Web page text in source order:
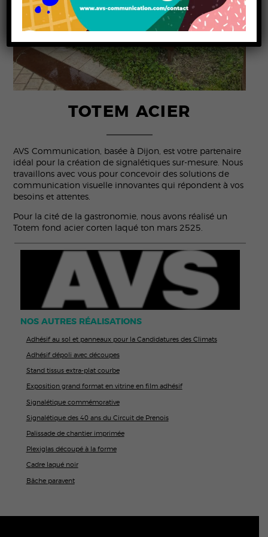
TOTEM ACIER
AVS Communication, basée à Dijon, est votre partenaire
idéal pour la création de signalétiques sur-mesure. Nous
travaillons avec vous pour concevoir des solutions de
communication visuelle innovantes qui répondent à vos
besoins et attentes.
Pour la cité de la gastronomie, nous avons réalisé un
Totem fond acier corten laqué ton mars 2525.
NOS AUTRES RÉALISATIONS
Adhésif au sol et panneaux pour la Candidatures des Climats
Adhésif dépoli avec découpes
Stand tissus extra-plat courbe
Exposition grand format en vitrine en film adhésif
Signalétique commémorative
Signalétique des 40 ans du Circuit de Prenois
Palissade de chantier imprimée
Plexiglas découpé à la forme
Cadre laqué noir
Bâche paravent